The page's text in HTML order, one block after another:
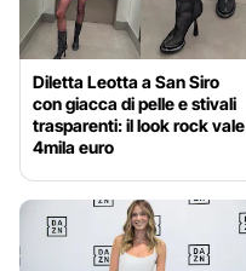
Diletta Leotta a San Siro
con giacca di pelle e stivali
trasparenti: il look rock vale
4mila euro